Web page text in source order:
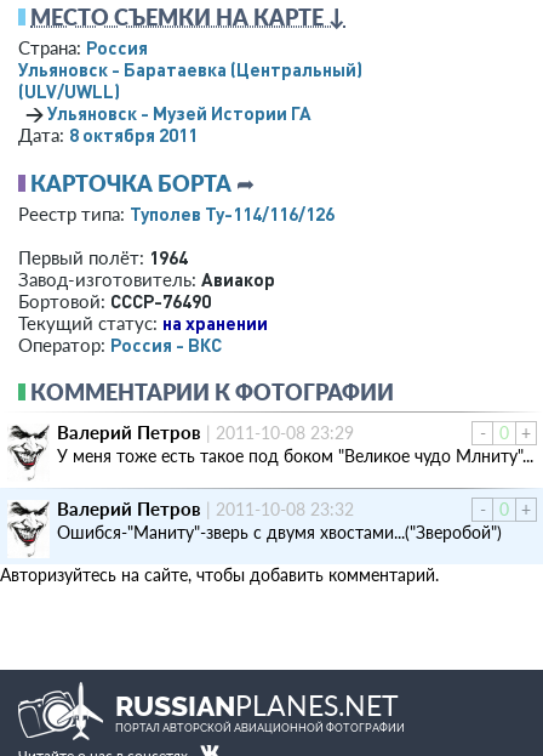
МЕСТО СЪЕМКИ НА КАРТЕ ↓
Страна: Россия
Ульяновск - Баратаевка (Центральный)
(ULV/UWLL)
→Ульяновск - Музей Истории ГА
Дата: 8 октября 2011
КАРТОЧКА БОРТА ➦
Реестр типа: Туполев Ту-114/116/126
Первый полёт: 1964
Завод-изготовитель: Авиакор
Бортовой: СССР-76490
Текущий статус: на хранении
Оператор: Россия - ВКС
КОММЕНТАРИИ К ФОТОГРАФИИ
- 0 +
Валерий Петров | 2011-10-08 23:29
У меня тоже есть такое под боком "Великое чудо Млниту"...
- 0 +
Валерий Петров | 2011-10-08 23:32
Ошибся-"Маниту"-зверь с двумя хвостами...("Зверобой")
Авторизуйтесь на сайте, чтобы добавить комментарий.
RUSSIANPLANES.NET
ПОРТАЛ АВТОРСКОЙ АВИАЦИОННОЙ ФОТОГРАФИИ